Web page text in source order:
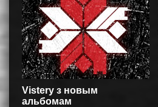
Vistery з новым
альбомам